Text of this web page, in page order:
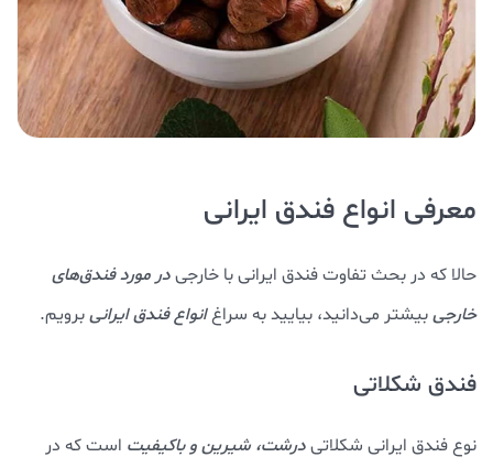
معرفی انواع فندق ایرانی
حالا که در بحث تفاوت فندق ایرانی با خارجیدر مورد فندق‌های
خارجیبیشتر می‌دانید، بیایید به سراغانواع فندق ایرانیبرویم.
فندق شکلاتی
نوع فندق ایرانی شکلاتیدرشت، شیرین و باکیفیت است که در